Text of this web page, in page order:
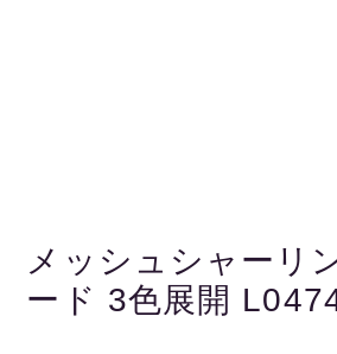
メッシュシャーリ
ード 3色展開